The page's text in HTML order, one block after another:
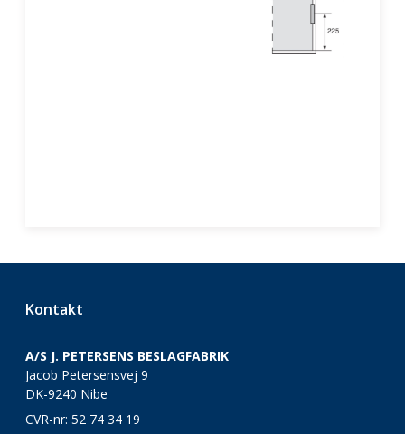
Kontakt
A/S J. PETERSENS BESLAGFABRIK
Jacob Petersensvej 9
DK-9240 Nibe
CVR-nr: 52 74 34 19